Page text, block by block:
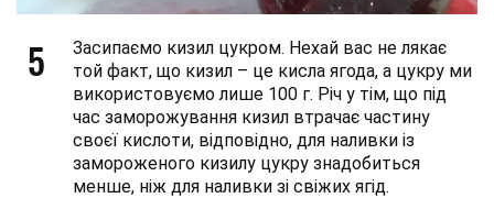
5
Засипаємо кизил цукром. Нехай вас не лякає
той факт, що кизил – це кисла ягода, а цукру ми
використовуємо лише 100 г. Річ у тім, що під
час заморожування кизил втрачає частину
своєї кислоти, відповідно, для наливки із
замороженого кизилу цукру знадобиться
менше, ніж для наливки зі свіжих ягід.